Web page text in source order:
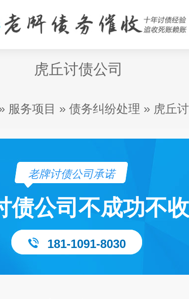
虎丘讨债公司
服务项目 » 债务纠纷处理 » 虎丘
老牌讨债公司承诺
债公司不成功不
181-1091-8030